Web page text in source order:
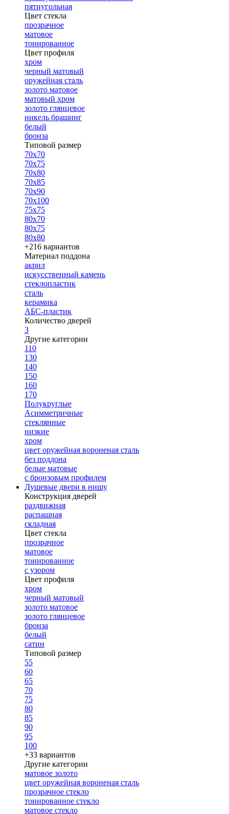
пятиугольная
Цвет стекла
прозрачное
матовое
тонированное
Цвет профиля
хром
черный матовый
оружейная сталь
золото матовое
матовый хром
золото глянцевое
никель брашинг
белый
бронза
Типовой размер
70х70
70х75
70х80
70х85
70х90
70х100
75х75
80х70
80х75
80х80
+216 вариантов
Материал поддона
акрил
искусственный камень
стеклопластик
сталь
керамика
АБС-пластик
Количество дверей
3
Другие категории
110
130
140
150
160
170
Полукруглые
Асимметричные
стеклянные
низкие
хром
цвет оружейная вороненая сталь
без поддона
белые матовые
с бронзовым профилем
Душевые двери в нишу
Конструкция дверей
раздвижная
распашная
складная
Цвет стекла
прозрачное
матовое
тонированное
с узором
Цвет профиля
хром
черный матовый
золото матовое
золото глянцевое
бронза
белый
сатин
Типовой размер
55
60
65
70
75
80
85
90
95
100
+33 вариантов
Другие категории
матовое золото
цвет оружейная вороненая сталь
прозрачное стекло
тонированное стекло
матовое стекло